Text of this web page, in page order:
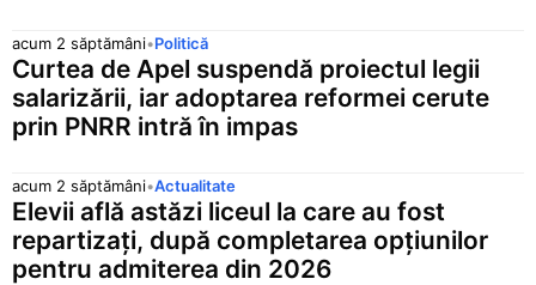
acum 2 săptămâni•Politică
Curtea de Apel suspendă proiectul legii
salarizării, iar adoptarea reformei cerute
prin PNRR intră în impas
acum 2 săptămâni•Actualitate
Elevii află astăzi liceul la care au fost
repartizați, după completarea opțiunilor
pentru admiterea din 2026